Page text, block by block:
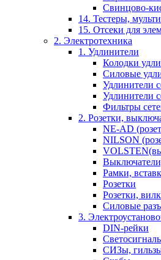
Свинцово-
14. Тестеры,
15. Отсеки для
2. Электротехника
1. Удлинители
Колодки
Силовые
Удлинители
Удлинители
Фильтры
2. Розетки,
NE-AD
NILSON
Рамки,
Розетки
Розетки,
Силовые
3.
DIN-рейки
СИЗы,